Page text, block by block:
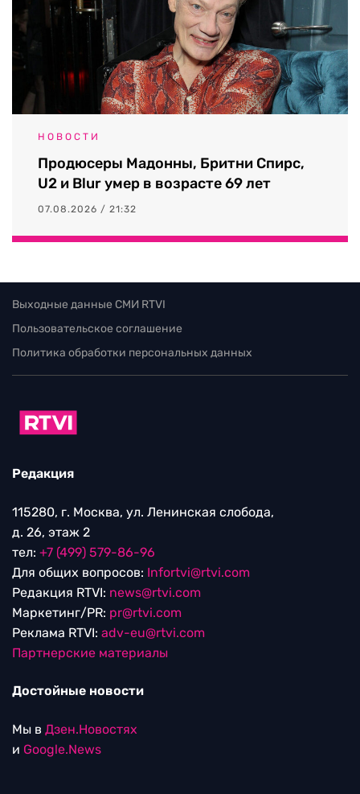
НОВОСТИ
Продюсеры Мадонны, Бритни Спирс,
U2 и Blur умер в возрасте 69 лет
07.08.2026 / 21:32
Выходные данные СМИ RTVI
Пользовательское соглашение
Политика обработки персональных данных
Редакция
115280, г. Москва, ул. Ленинская слобода,
д. 26, этаж 2
тел: +7 (499) 579-86-96
Для общих вопросов: Infortvi@rtvi.com
Редакция RTVI: news@rtvi.com
Маркетинг/PR: pr@rtvi.com
Реклама RTVI: adv-eu@rtvi.com
Партнерские материалы
Достойные новости
Мы в Дзен.Новостях
и Google.News